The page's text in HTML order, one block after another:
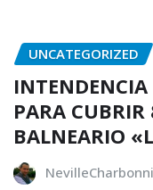
UNCATEGORIZED
PARA CUBRIR
BALNEARIO